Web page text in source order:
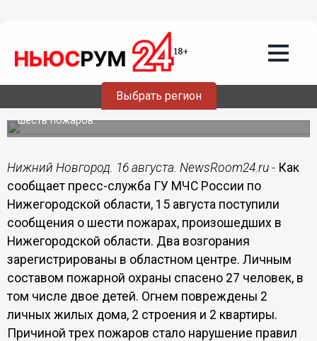
Выбрать регион
Двое детей и 25 взрослых спасено из
огня нижегородскими пожарными за
минувшие сутки
В Нижегородской области за сутки зафиксировано
шесть пожаров.
Нижний Новгород. 16 августа. NewsRoom24.ru - Как
сообщает пресс-служба ГУ МЧС России по
Нижегородской области, 15 августа поступили
сообщения о шести пожарах, произошедших в
Нижегородской области. Два возгорания
зарегистрированы в областном центре. Личным
составом пожарной охраны спасено 27 человек, в
том числе двое детей. Огнем повреждены 2
личных жилых дома, 2 строения и 2 квартиры.
Причиной трех пожаров стало нарушение правил